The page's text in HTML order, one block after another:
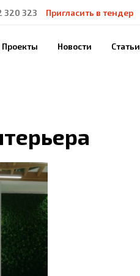
320 323 Пригласить в тендер
Проекты Новости Статьи